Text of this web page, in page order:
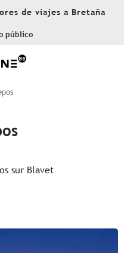
de viajes a Bretaña
público
sur Blavet